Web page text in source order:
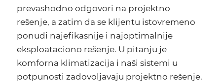
prevashodno odgovori na projektno
rešenje, a zatim da se klijentu istovremeno
ponudi najefikasnije i najoptimalnije
eksploataciono rešenje. U pitanju je
komforna klimatizacija i naši sistemi u
potpunosti zadovoljavaju projektno rešenje.